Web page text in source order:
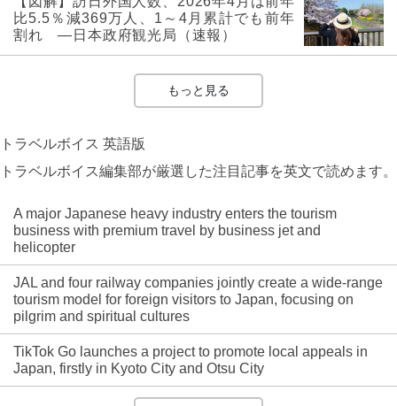
比5.5％減369万人、1～4月累計でも前年
割れ ―日本政府観光局（速報）
もっと見る
トラベルボイス 英語版
トラベルボイス編集部が厳選した注目記事を英文で読めます。
A major Japanese heavy industry enters the tourism
business with premium travel by business jet and
helicopter
JAL and four railway companies jointly create a wide-range
tourism model for foreign visitors to Japan, focusing on
pilgrim and spiritual cultures
TikTok Go launches a project to promote local appeals in
Japan, firstly in Kyoto City and Otsu City